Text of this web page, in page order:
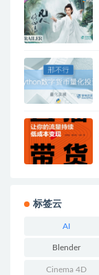
标签云
AI
Blender
Cinema 4D